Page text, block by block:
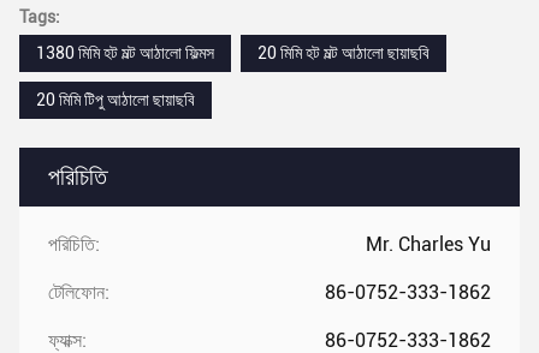
পরিচিতি
পরিচিতি: Mr. Charles Yu
টেলিফোন: 86-0752-333-1862
ফ্যাক্স: 86-0752-333-1862
Tags:
1380 মিমি হট মল্ট আঠালো ফিল্মস
20 মিমি হট মল্ট আঠালো ছায়াছবি
20 মিমি টিপু আঠালো ছায়াছবি